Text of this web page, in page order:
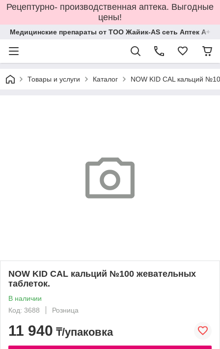
Рецептурно- производственная аптека. Выгодные
цены!
Медицинские препараты от ТОО Жайик-AS сеть Аптек А+
Товары и услуги Каталог NOW KID CAL кальций
NOW KID CAL кальций №100 жевательных
таблеток.
В наличии
Код: 3688
Розница
11 940 ₸/упаковка